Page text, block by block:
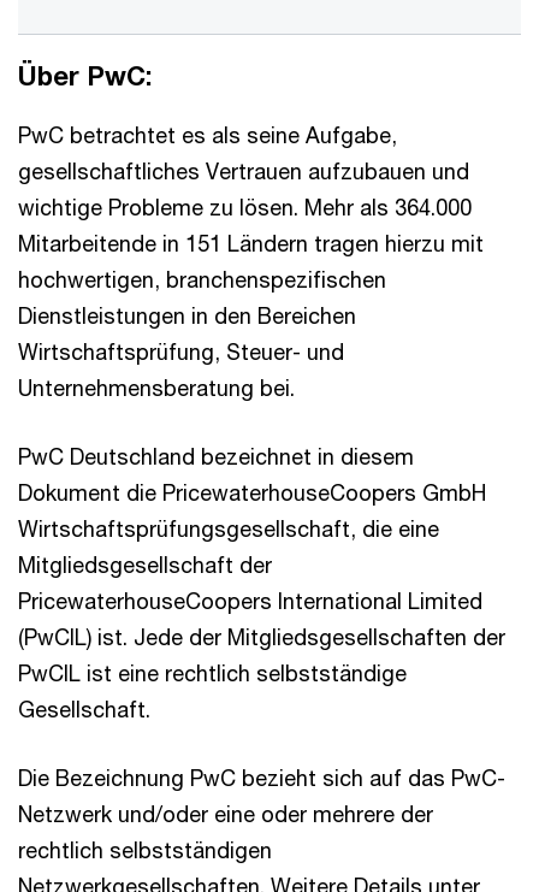
Über PwC:
PwC betrachtet es als seine Aufgabe,
gesellschaftliches Vertrauen aufzubauen und
wichtige Probleme zu lösen. Mehr als 364.000
Mitarbeitende in 151 Ländern tragen hierzu mit
hochwertigen, branchenspezifischen
Dienstleistungen in den Bereichen
Wirtschaftsprüfung, Steuer- und
Unternehmensberatung bei.
PwC Deutschland bezeichnet in diesem
Dokument die PricewaterhouseCoopers GmbH
Wirtschaftsprüfungsgesellschaft, die eine
Mitgliedsgesellschaft der
PricewaterhouseCoopers International Limited
(PwCIL) ist. Jede der Mitgliedsgesellschaften der
PwCIL ist eine rechtlich selbstständige
Gesellschaft.
Die Bezeichnung PwC bezieht sich auf das PwC-
Netzwerk und/oder eine oder mehrere der
rechtlich selbstständigen
Netzwerkgesellschaften. Weitere Details unter